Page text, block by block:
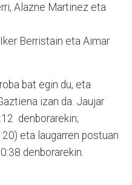
Alazne Martinez eta
Berristain eta Aimar
bat egin du, eta
izan da. Jaujar
denborarekin;
eta laugarren postuan
denborarekin.